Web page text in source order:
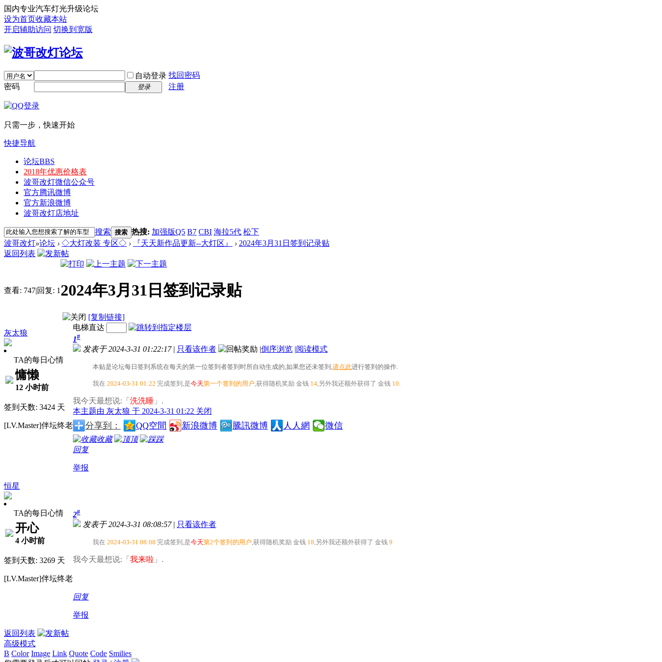
国内专业汽车灯光升级论坛
设为首页收藏本站
开启辅助访问 切换到宽版
自动登录 找回密码
密码
登录 注册
只需一步，快速开始
快捷导航
论坛BBS
2018年优惠价格表
波哥改灯微信公众号
官方腾讯微博
官方新浪微博
波哥改灯店地址
搜索 搜索 热搜: 加强版Q5 B7 CBI 海拉5代 松下
波哥改灯»论坛 › ◇大灯改装 专区◇ › 『天天新作品更新--大灯区』 › 2024年3月31日签到记录贴
返回列表
查看: 747|回复: 1 2024年3月31日签到记录贴
[复制链接]
灰太狼
TA的每日心情
慵懒
12 小时前
签到天数: 3424 天
[LV.Master]伴坛终老
电梯直达
1#
发表于 2024-3-31 01:22:17 | 只看该作者 |倒序浏览 |阅读模式
本贴是论坛每日签到系统在每天的第一位签到者签到时所自动生成的,如果您还未签到,请点此进行签到的操作.
我在 2024-03-31 01:22 完成签到,是今天第一个签到的用户,获得随机奖励 金钱 14,另外我还额外获得了 金钱 10.
我今天最想说:「 洗洗睡 」.
本主题由 灰太狼 于 2024-3-31 01:22 关闭
分享到： QQ空間 新浪微博 騰訊微博 人人網 微信
收藏 顶
踩
回复
举报
恒星
TA的每日心情
开心
4 小时前
签到天数: 3269 天
[LV.Master]伴坛终老
2#
发表于 2024-3-31 08:08:57 | 只看该作者
我在 2024-03-31 08:08 完成签到,是今天第2个签到的用户,获得随机奖励 金钱 18,另外我还额外获得了 金钱 9
我今天最想说:「 我来啦 」.
回复
举报
返回列表
高级模式
B Color Image Link Quote Code Smilies